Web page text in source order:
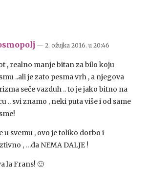
— 2. ožujka 2016. u 20:46
, realno manje bitan za bilo koju
..ali je zato pesma vrh , a njegova
seče vazduh .. to je jako bitno na
.. svi znamo , neki puta više i od same
u svemu , ovo je toliko dorbo i
, …da NEMA DALJE !
la Frans! 🙂